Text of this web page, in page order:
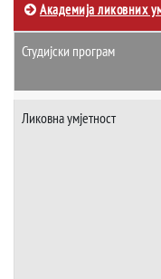
Академија ликовних
Студијски програм
Ликовна умјетност